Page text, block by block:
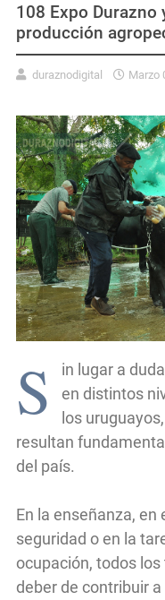
108 Expo
producción
duraznodigital Marzo
S
in lugar a
en distintos
los
resultan
del país.
En la enseñanza, en
seguridad o en la
ocupación, todos
deber de contribuir